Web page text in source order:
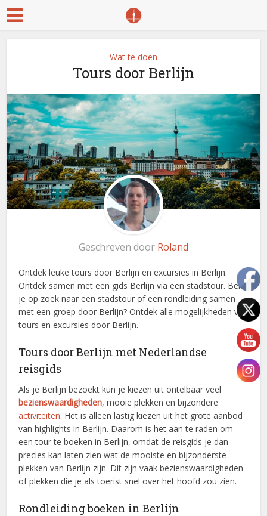
Wat te doen
Tours door Berlijn
Geschreven door Roland
Ontdek leuke tours door Berlijn en excursies in Berlijn.
Ontdek samen met een gids Berlijn via een stadstour. Ben
je op zoek naar een stadstour of een rondleiding samen
met een groep door Berlijn? Ontdek alle mogelijkheden van
tours en excursies door Berlijn.
Tours door Berlijn met Nederlandse
reisgids
Als je Berlijn bezoekt kun je kiezen uit ontelbaar veel
bezienswaardigheden, mooie plekken en bijzondere
activiteiten. Het is alleen lastig kiezen uit het grote aanbod
van highlights in Berlijn. Daarom is het aan te raden om
een tour te boeken in Berlijn, omdat de reisgids je dan
precies kan laten zien wat de mooiste en bijzonderste
plekken van Berlijn zijn. Dit zijn vaak bezienswaardigheden
of plekken die je als toerist snel over het hoofd zou zien.
Rondleiding boeken in Berlijn